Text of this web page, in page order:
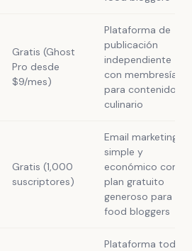
Gratis (Ghost
Pro desde
$9/mes)
Plataforma de
publicación
independiente
con membresías
para contenido
culinario
Gratis (1,000
suscriptores)
Email marketing
simple y
económico con
plan gratuito
generoso para
food bloggers
Plataforma todo-